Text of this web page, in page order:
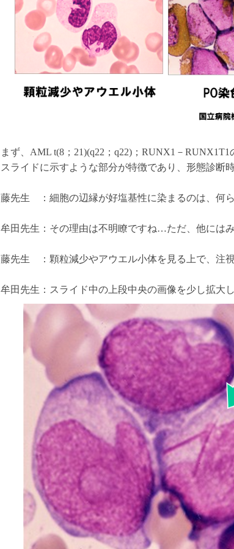
まず、AML t(8；21)(q22；q22)；RUNX1－RUNX1T1
スライドに示すような部分が特徴であり、形態診断
藤先生　：細胞の辺縁が好塩基性に染まるのは、何
牟田先生：その理由は不明瞭ですね…ただ、他には
藤先生　：顆粒減少やアウエル小体を見る上で、注
牟田先生：スライド中の上段中央の画像を少し拡大